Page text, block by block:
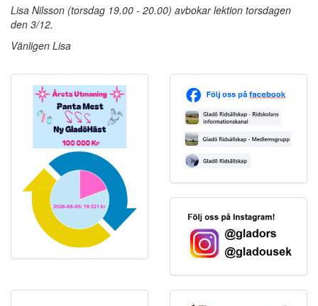
Lisa Nilsson (torsdag 19.00 - 20.00) avbokar lektion torsdagen
den 3/12.
Vänligen Lisa